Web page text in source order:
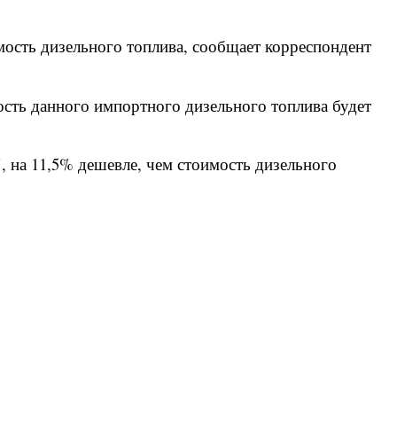
дизельного топлива, сообщает корреспондент
данного импортного дизельного топлива будет
на 11,5% дешевле, чем стоимость дизельного